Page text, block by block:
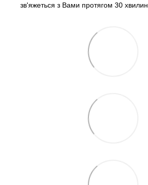
зв'яжеться з Вами протягом 30 хвилин.